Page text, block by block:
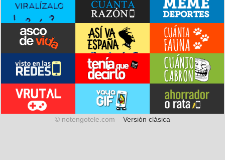
© notengotele.com – Versión clásica